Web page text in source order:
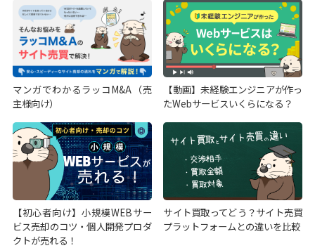
マンガでわかるラッコM&A（売
主様向け）
【動画】未経験エンジニアが作っ
たWebサービスいくらになる？
【初心者向け】小規模WEBサー
ビス売却のコツ・個人開発プロダ
クトが売れる！
サイト買取ってどう？サイト売買
プラットフォームとの違いを比較